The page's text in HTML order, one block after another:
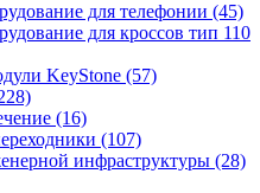
для телефонии (45)
для кроссов тип 110
KeyStone (57)
(16)
(107)
инфраструктуры (28)